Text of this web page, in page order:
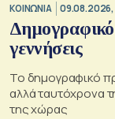
ΚΟΙΝΩΝΙΑ 09.08.2026,
γεννήσεις
Το δημογραφικό
αλλά ταυτόχρονα
της χώρας